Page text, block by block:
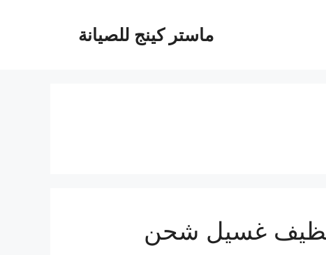
ماستر كينج للصيانة
فك تركيب تنظيف غسيل شحن